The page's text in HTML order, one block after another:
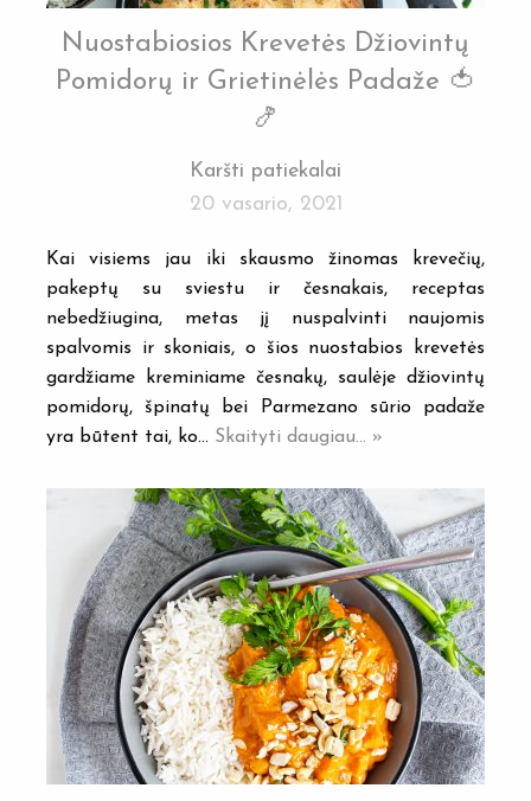
Nuostabiosios Krevetės Džiovintų
Pomidorų ir Grietinėlės Padaže 🍅
🍤
Karšti patiekalai
20 vasario, 2021
Kai visiems jau iki skausmo žinomas krevečių,
pakeptų su sviestu ir česnakais, receptas
nebedžiugina, metas jį nuspalvinti naujomis
spalvomis ir skoniais, o šios nuostabios krevetės
gardžiame kreminiame česnakų, saulėje džiovintų
pomidorų, špinatų bei Parmezano sūrio padaže
yra būtent tai, ko… Skaityti daugiau... »